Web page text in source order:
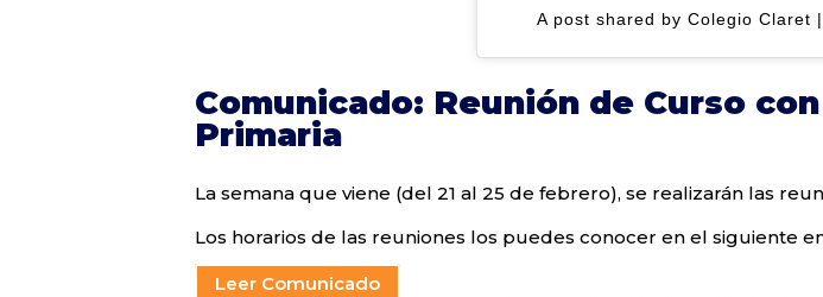
A post shared by Colegio Claret
Comunicado: Reunión de Curso
Primaria
La semana que viene (del 21 al 25 de febrero), se realizarán las
Los horarios de las reuniones los puedes conocer en el siguiente
Leer Comunicado